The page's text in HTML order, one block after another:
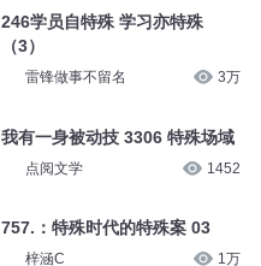
246学员自特殊 学习亦特殊
（3）
雷锋做事不留名 3万
我有一身被动技 3306 特殊场域
点阅文学 1452
757.：特殊时代的特殊案 03
梓涵C 1万